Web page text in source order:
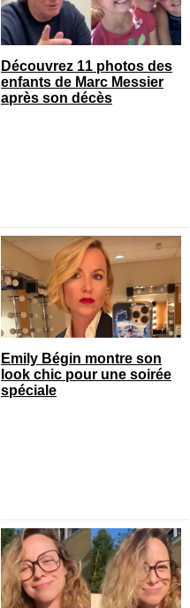
Découvrez 11 photos des
enfants de Marc Messier
après son décès
Emily Bégin montre son
look chic pour une soirée
spéciale